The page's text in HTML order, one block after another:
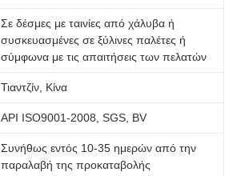
Σε δέσμες με ταινίες από χάλυβα ή
συσκευασμένες σε ξύλινες παλέτες ή
σύμφωνα με τις απαιτήσεις των πελατών
Τιαντζίν, Κίνα
API ISO9001-2008, SGS, BV
Συνήθως εντός 10-35 ημερών από την
παραλαβή της προκαταβολής